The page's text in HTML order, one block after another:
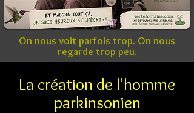
On nous voit parfois trop. On nous
regarde trop peu.
La création de l'homme
parkinsonien